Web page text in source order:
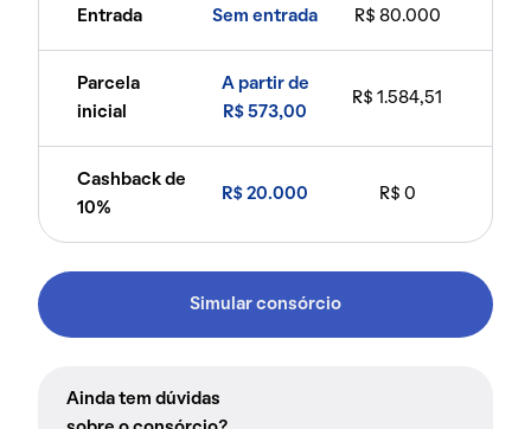
Entrada Sem entrada R$ 80.000
Parcela
inicial
A partir de
R$ 573,00
R$ 1.584,51
Cashback de
10%
R$ 20.000 R$ 0
Simular consórcio
Ainda tem dúvidas